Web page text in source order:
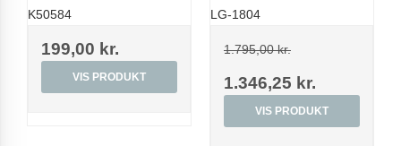
K50584
199,00 kr.
VIS PRODUKT
LG-1804
1.795,00 kr.
1.346,25 kr.
VIS PRODUKT